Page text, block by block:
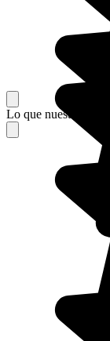
Lo que nuestros